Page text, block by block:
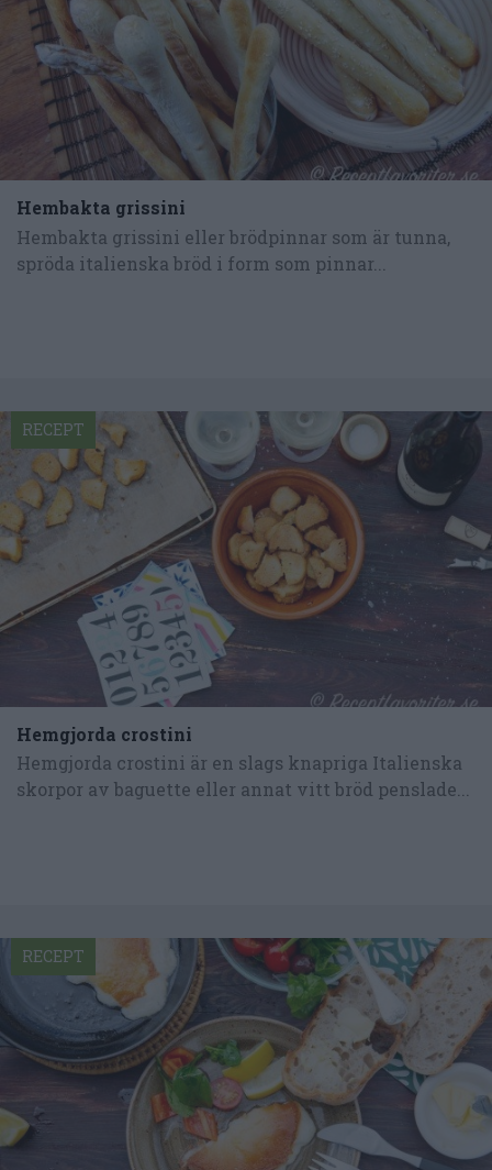
Hembakta grissini
Hembakta grissini eller brödpinnar som är tunna,
spröda italienska bröd i form som pinnar...
Hemgjorda crostini
Hemgjorda crostini är en slags knapriga Italienska
skorpor av baguette eller annat vitt bröd penslade...
RECEPT
RECEPT